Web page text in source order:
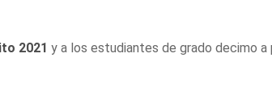
2021 y a los estudiantes de grado decimo a